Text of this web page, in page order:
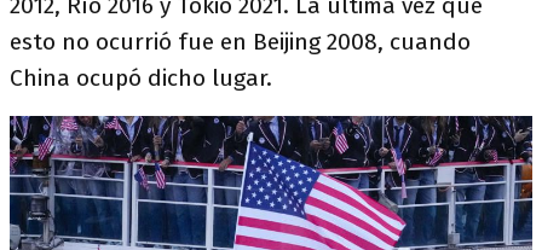
esto no ocurrió fue en Beijing 2008, cuando
China ocupó dicho lugar.